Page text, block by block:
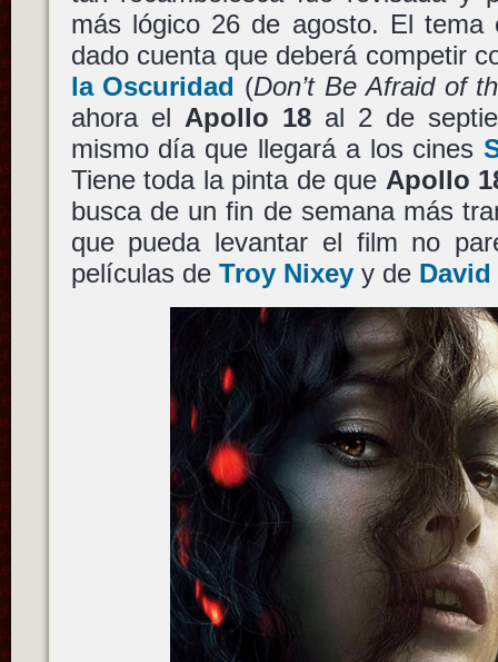
más lógico 26 de agosto. El
dado cuenta que deberá competir
la Oscuridad (Don’t Be Afraid of
ahora el Apollo 18al 2 de
mismo día que llegará a los cines
Tiene toda la pinta de que Apollo
busca de un fin de semana más
que pueda levantar el film no
películas de Troy Nixeyy de